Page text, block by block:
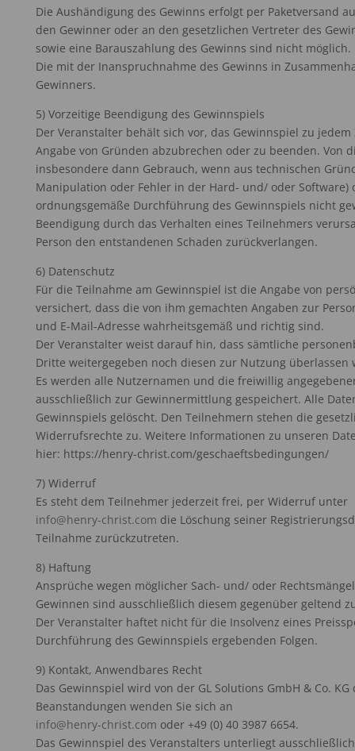
Die Aushändigung des Gewinns erfolgt per Paketversand
den Gewinner oder an den gesetzlichen Vertreter des
sowie eine Barauszahlung des Gewinns sind nicht möglich.
Die mit der Inanspruchnahme des Gewinns in
Gewinners.
5) Vorzeitige Beendigung des Gewinnspiels
Der Veranstalter behält sich vor, das Gewinnspiel zu
Angabe von Gründen abzubrechen oder zu beenden. Von
insbesondere dann Gebrauch, wenn aus technischen
Manipulation oder Fehler in der Hard- und/ oder
ordnungsgemäße Durchführung des Gewinnspiels nicht
Beendigung durch das Verhalten eines Teilnehmers
Person den entstandenen Schaden zurückverlangen.
6) Datenschutz
Für die Teilnahme am Gewinnspiel ist die Angabe von
versichert, dass die von ihm gemachten Angaben zur
und E-Mail-Adresse wahrheitsgemäß und richtig sind.
Der Veranstalter weist darauf hin, dass sämtliche
Dritte weitergegeben noch diesen zur Nutzung überlassen
Es werden alle Nutzernamen und die freiwillig
ausschließlich zur Gewinnermittlung gespeichert. Alle
Gewinnspiels gelöscht. Den Teilnehmern stehen die
Widerrufsrechte zu. Weitere Informationen zu unseren
hier: https://henry-christ.com/geschaeftsbedingungen/
7) Widerruf
Es steht dem Teilnehmer jederzeit frei, per Widerruf unter
info@henry-christ.com die Löschung seiner
Teilnahme zurückzutreten.
8) Haftung
Ansprüche wegen möglicher Sach- und/ oder
Gewinnen sind ausschließlich diesem gegenüber geltend
Der Veranstalter haftet nicht für die Insolvenz eines
Durchführung des Gewinnspiels ergebenden Folgen.
9) Kontakt, Anwendbares Recht
Das Gewinnspiel wird von der GL Solutions GmbH & Co.
Beanstandungen wenden Sie sich an
info@henry-christ.com oder +49 (0) 40 3987 6654.
Das Gewinnspiel des Veranstalters unterliegt